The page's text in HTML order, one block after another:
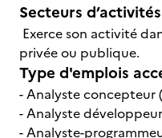
Secteurs
Exerce son activité
privée ou publique.
Type d'emplois
- Analyste
- Analyste
- Analyste-